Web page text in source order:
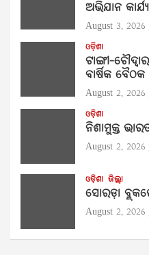
ଅଭିଯାନ
August 3, 2026
ଓଡ଼ିଶା
ଟାଙ୍ଗୀ-
ବାର୍ଷିକ ବୈଠକ
August 2, 2026
ଓଡ଼ିଶା
ନିଶାମୁକ୍ତ
August 2, 2026
ଓଡ଼ିଶା ଜିଲ୍ଲା
ସୋରଡ଼ା
August 2, 2026